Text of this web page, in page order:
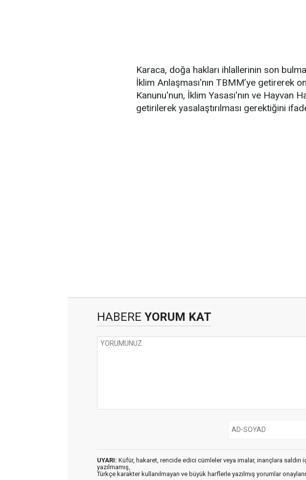
Karaca, doğa hakları ihlallerinin son
İklim Anlaşması'nın TBMM’ye getirerek
Kanunu'nun, İklim Yasası'nın ve Hayvan
getirilerek yasalaştırılması gerektiğini
HABERE YORUM KAT
UYARI: Küfür, hakaret, rencide edici cümleler veya imalar, inançlara saldırı
yazılmamış,
Türkçe karakter kullanılmayan ve büyük harflerle yazılmış yorumlar